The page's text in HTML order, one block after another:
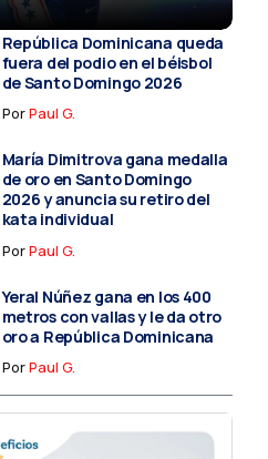
República Dominicana queda
fuera del podio en el béisbol
de Santo Domingo 2026
PorPaul G.
María Dimitrova gana medalla
de oro en Santo Domingo
2026 y anuncia su retiro del
kata individual
PorPaul G.
Yeral Núñez gana en los 400
metros con vallas y le da otro
oro a República Dominicana
PorPaul G.